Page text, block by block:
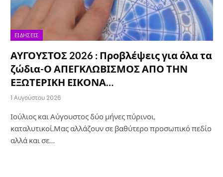
ΕΙΔΉΣΕΙΣ
ΑΥΓΟΥΣΤΟΣ 2026 : Προβλέψεις για όλα τα
ζώδια-Ο ΑΠΕΓΚΛΩΒΙΣΜΟΣ ΑΠΟ ΤΗΝ
ΕΞΩΤΕΡΙΚΗ ΕΙΚΟΝΑ…
1 Αυγούστου 2026
Ιούλιος και Αύγουστος δύο μήνες πύρινοι,
καταλυτικοί.Μας αλλάζουν σε βαθύτερο προσωπικό πεδίο
αλλά και σε…